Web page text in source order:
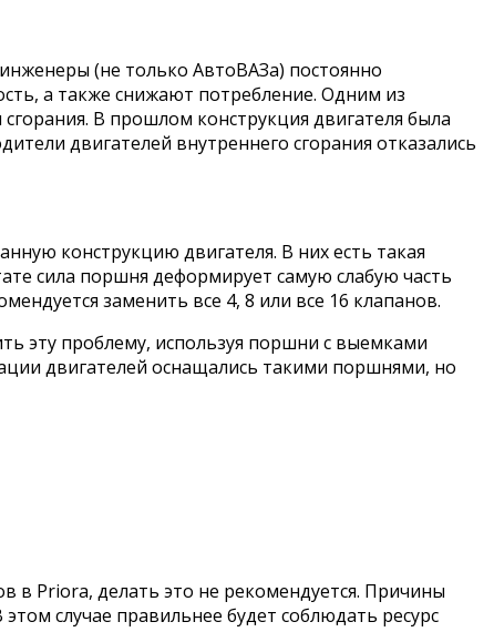
(не только АвтоВАЗа) постоянно
а также снижают потребление. Одним из
В прошлом конструкция двигателя была
двигателей внутреннего сгорания отказались
конструкцию двигателя. В них есть такая
сила поршня деформирует самую слабую часть
заменить все 4, 8 или все 16 клапанов.
эту проблему, используя поршни с выемками
двигателей оснащались такими поршнями, но
в Priora, делать это не рекомендуется. Причины
случае правильнее будет соблюдать ресурс